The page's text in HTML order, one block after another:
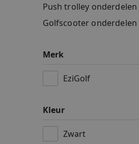
Push trolley onderdelen
Golfscooter onderdelen
Merk
EziGolf
Kleur
Zwart